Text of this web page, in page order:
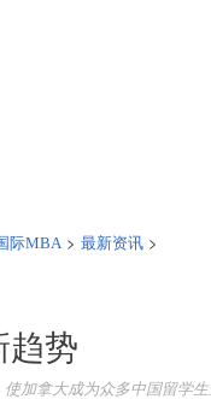
际MBA >最新资讯 >
趋势
加拿大成为众多中国留学